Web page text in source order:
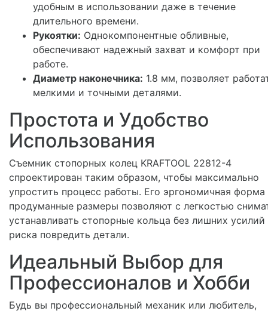
удобным в использовании даже в течение
длительного времени.
Рукоятки: Однокомпонентные обливные,
обеспечивают надежный захват и комфорт при
работе.
Диаметр наконечника: 1.8 мм, позволяет
мелкими и точными деталями.
Простота и Удобство
Использования
Съемник стопорных колец KRAFTOOL 22812-4
спроектирован таким образом, чтобы максимально
упростить процесс работы. Его эргономичная форма
продуманные размеры позволяют с легкостью
устанавливать стопорные кольца без лишних усилий
риска повредить детали.
Идеальный Выбор для
Профессионалов и Хобби
Будь вы профессиональный механик или любитель,